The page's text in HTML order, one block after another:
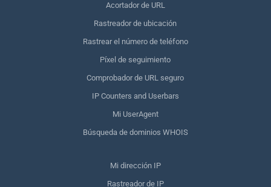
Acortador de URL
Rastreador de ubicación
Rastrear el número de teléfono
Píxel de seguimiento
Comprobador de URL seguro
IP Counters and Userbars
Mi UserAgent
Búsqueda de dominios WHOIS
Mi dirección IP
Rastreador de IP